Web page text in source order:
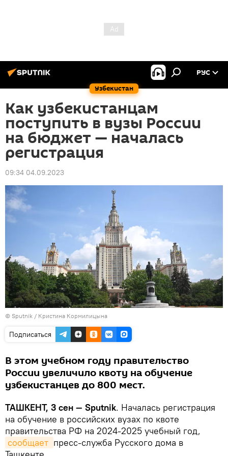
Узбекистан
РУС
Как узбекистанцам
поступить в вузы России
на бюджет — началась
регистрация
09:34 04.09.2023
© Sputnik / Кристина Кормилицына
Подписаться
В этом учебном году правительство
России увеличило квоту на обучение
узбекистанцев до 800 мест.
ТАШКЕНТ, 3 сен — Sputnik. Началась регистрация
на обучение в российских вузах по квоте
правительства РФ на 2024-2025 учебный год,
сообщает пресс-служба Русского дома в